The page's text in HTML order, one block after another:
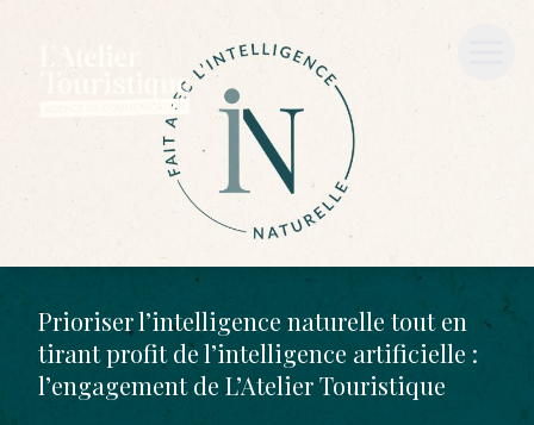
Prioriser l’intelligence naturelle tout en
tirant profit de l’intelligence artificielle :
l’engagement de L’Atelier Touristique